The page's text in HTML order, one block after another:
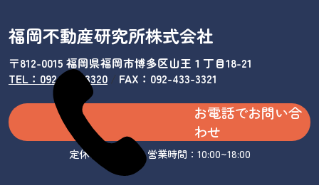
福岡不動産研究所株式会社
〒812-0015 福岡県福岡市博多区山王１丁目18-21
TEL：092-433-3320/ FAX：092-433-3321
お電話でお問い合
わせ
定休日：水曜日 営業時間：10:00~18:00